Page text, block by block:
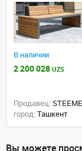
В наличии
2 200 028 UZS
Продавец:
город: Ташкент
Вы можете